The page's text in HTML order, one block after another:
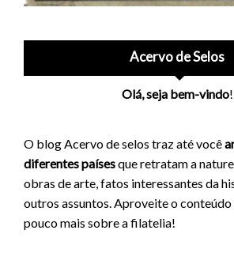
Acervo de Selos
Olá, seja bem-vindo!
O blog Acervo de selos traz até você
diferentes paísesque retratam a
obras de arte, fatos interessantes da
outros assuntos. Aproveite o conteúdo
pouco mais sobre a filatelia!